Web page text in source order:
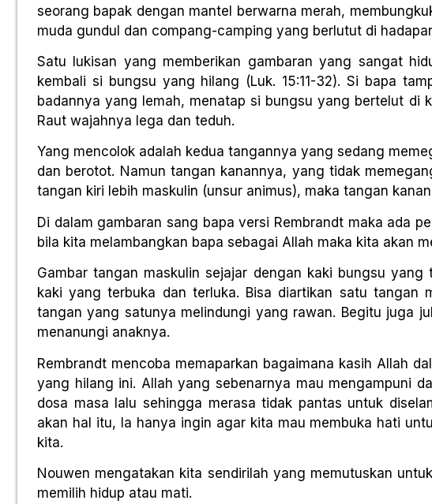
seorang bapak dengan mantel berwarna merah,
muda gundul dan compang-camping yang berlutut di
Satu lukisan yang memberikan gambaran yang sangat
kembali si bungsu yang hilang (Luk. 15:11-32). Si bapa
badannya yang lemah, menatap si bungsu yang bertelut di
Raut wajahnya lega dan teduh.
Yang mencolok adalah kedua tangannya yang sedang
dan berotot. Namun tangan kanannya, yang tidak
tangan kiri lebih maskulin (unsur animus), maka tangan
Di dalam gambaran sang bapa versi Rembrandt maka ada
bila kita melambangkan bapa sebagai Allah maka kita akan
Gambar tangan maskulin sejajar dengan kaki bungsu
kaki yang terbuka dan terluka. Bisa diartikan satu tangan
tangan yang satunya melindungi yang rawan. Begitu juga
menanungi anaknya.
Rembrandt mencoba memaparkan bagaimana kasih Allah
yang hilang ini. Allah yang sebenarnya mau mengampuni
dosa masa lalu sehingga merasa tidak pantas untuk
akan hal itu, Ia hanya ingin agar kita mau membuka hati
kita.
Nouwen mengatakan kita sendirilah yang memutuskan
memilih hidup atau mati.